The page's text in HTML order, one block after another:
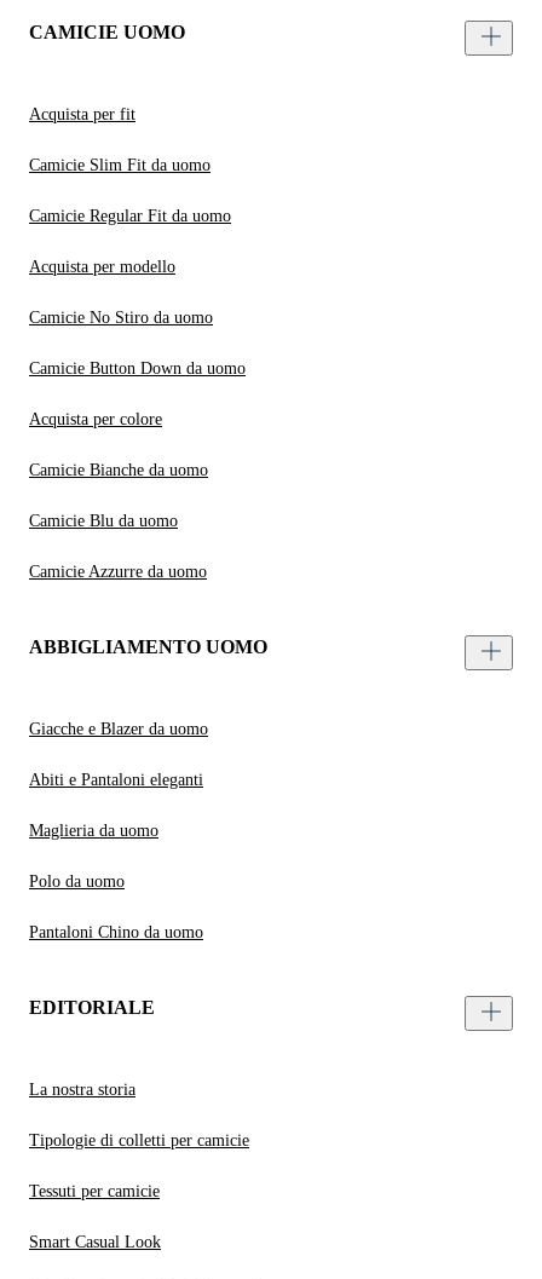
CAMICIE UOMO
Acquista per fit
Camicie Slim Fit da uomo
Camicie Regular Fit da uomo
Acquista per modello
Camicie No Stiro da uomo
Camicie Button Down da uomo
Acquista per colore
Camicie Bianche da uomo
Camicie Blu da uomo
Camicie Azzurre da uomo
ABBIGLIAMENTO UOMO
Giacche e Blazer da uomo
Abiti e Pantaloni eleganti
Maglieria da uomo
Polo da uomo
Pantaloni Chino da uomo
EDITORIALE
La nostra storia
Tipologie di colletti per camicie
Tessuti per camicie
Smart Casual Look